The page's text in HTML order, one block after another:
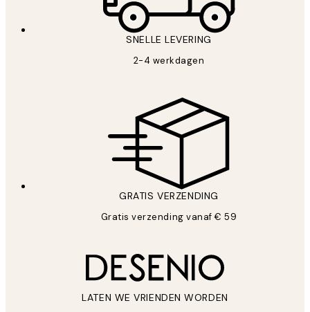
SNELLE LEVERING
2-4 werkdagen
GRATIS VERZENDING
Gratis verzending vanaf € 59
LATEN WE VRIENDEN WORDEN